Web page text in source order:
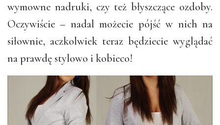
wymowne nadruki, czy też błyszczące ozdoby.
Oczywiście – nadal możecie pójść w nich na
siłownie, aczkolwiek teraz będziecie wyglądać
na prawdę stylowo i kobieco!